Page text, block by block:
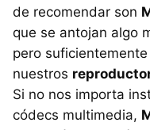
de recomendar son
que se antojan algo
pero
nuestros
Si no nos importa
códecs multimedia,